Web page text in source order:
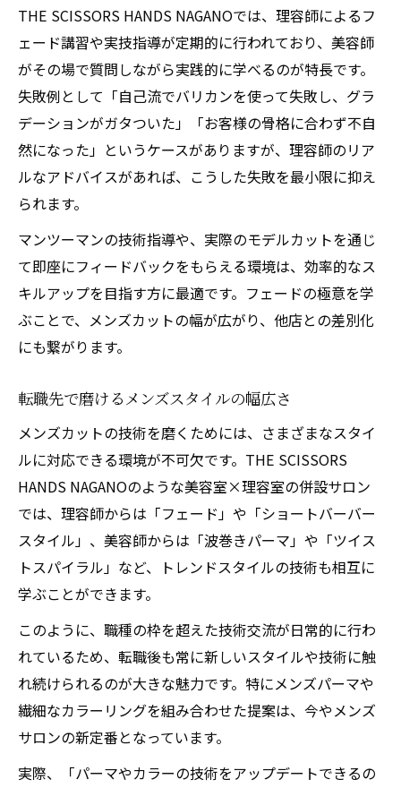
THE SCISSORS HANDS NAGANOでは、理容師によるフ
ェード講習や実技指導が定期的に行われており、美容師
がその場で質問しながら実践的に学べるのが特長です。
失敗例として「自己流でバリカンを使って失敗し、グラ
デーションがガタついた」「お客様の骨格に合わず不自
然になった」というケースがありますが、理容師のリア
ルなアドバイスがあれば、こうした失敗を最小限に抑え
られます。
マンツーマンの技術指導や、実際のモデルカットを通じ
て即座にフィードバックをもらえる環境は、効率的なス
キルアップを目指す方に最適です。フェードの極意を学
ぶことで、メンズカットの幅が広がり、他店との差別化
にも繋がります。
転職先で磨けるメンズスタイルの幅広さ
メンズカットの技術を磨くためには、さまざまなスタイ
ルに対応できる環境が不可欠です。THE SCISSORS
HANDS NAGANOのような美容室×理容室の併設サロン
では、理容師からは「フェード」や「ショートバーバー
スタイル」、美容師からは「波巻きパーマ」や「ツイス
トスパイラル」など、トレンドスタイルの技術も相互に
学ぶことができます。
このように、職種の枠を超えた技術交流が日常的に行わ
れているため、転職後も常に新しいスタイルや技術に触
れ続けられるのが大きな魅力です。特にメンズパーマや
繊細なカラーリングを組み合わせた提案は、今やメンズ
サロンの新定番となっています。
実際、「パーマやカラーの技術をアップデートできるの